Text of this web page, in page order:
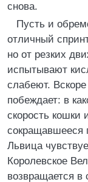
снова.
Пусть и
отличный
но от резких
испытывают
слабеют.
побеждает: в
скорость кошки
сокращавшееся
Львица
Королевское
возвращается в